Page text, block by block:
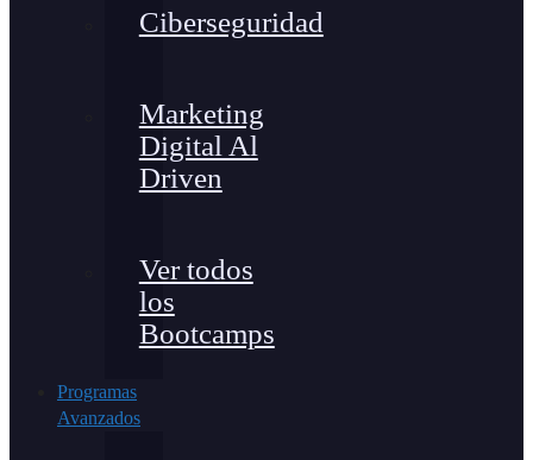
Ciberseguridad
Marketing
Digital Al
Driven
Ver todos
los
Bootcamps
Programas
Avanzados